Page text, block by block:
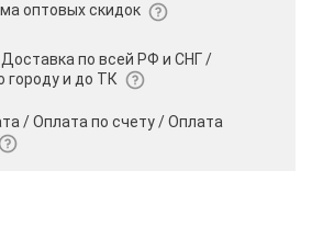
оптовых скидок
по всей РФ и СНГ /
городу и до ТК
/ Оплата по счету /Оплата